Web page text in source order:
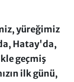
yüreğimiz
Hatay'da,
geçmiş
ilk günü,